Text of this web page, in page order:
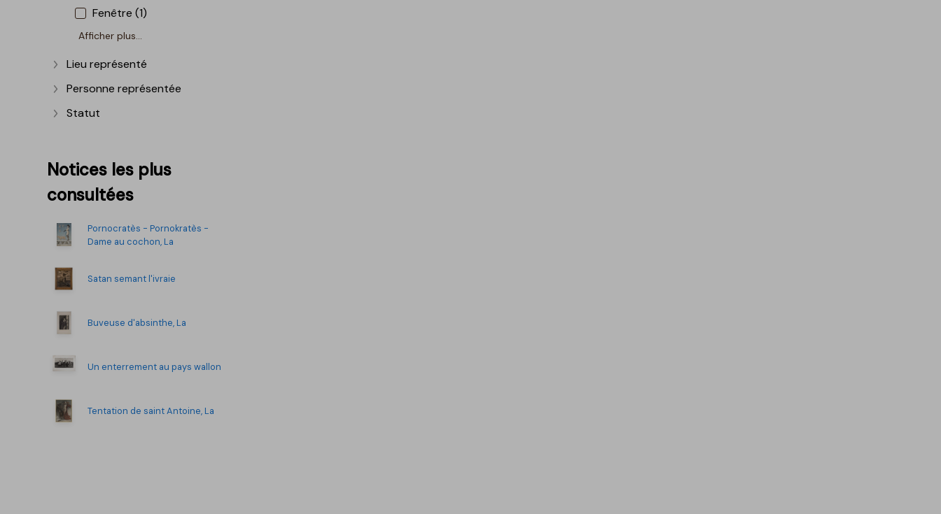
Fenêtre (1)
Afficher plus...
Afficher plus
Lieu représenté
Afficher plus
Personne représentée
Afficher plus
Statut
Notices les plus
consultées
Pornocratès - Pornokratès -
Dame au cochon, La
Satan semant l'ivraie
Buveuse d'absinthe, La
Un enterrement au pays wallon
Tentation de saint Antoine, La